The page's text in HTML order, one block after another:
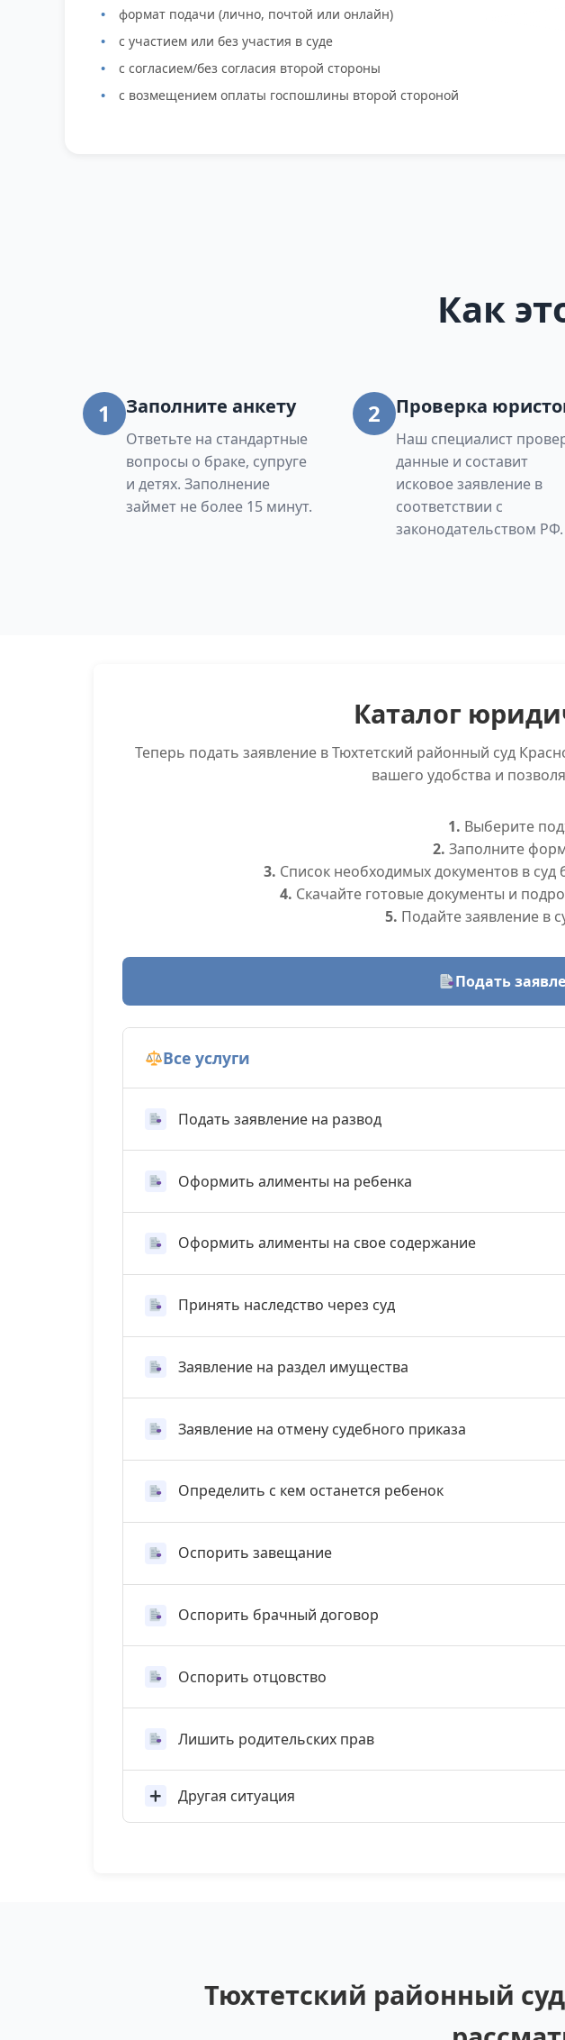
формат подачи (лично, почтой или онлайн)
с участием или без участия в суде
с согласием/без согласия второй стороны
с возмещением оплаты госпошлины второй стороной
Как
1 Заполните анкету
Ответьте на стандартные
вопросы о браке, супруге
и детях. Заполнение
займет не более 15 минут.
2 Проверка
Наш специалист
данные и составит
исковое заявление в
соответствии с
законодательством РФ.
Каталог
Теперь подать заявление в Тюхтетский районный суд
вашего удобства и
1. Выберите
2. Заполните
3. Список необходимых документов в суд
4. Скачайте готовые документы и
5. Подайте заявление в
Подать
Все услуги
Подать заявление на развод
Оформить алименты на ребенка
Оформить алименты на свое содержание
Принять наследство через суд
Заявление на раздел имущества
Заявление на отмену судебного приказа
Определить с кем останется ребенок
Оспорить завещание
Оспорить брачный договор
Оспорить отцовство
Лишить родительских прав
Другая ситуация
Тюхтетский районный